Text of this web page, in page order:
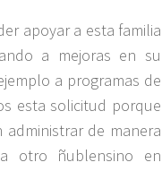
apoyar a esta familia
a mejoras en su
a programas de
esta solicitud porque
de manera
otro ñublensino en